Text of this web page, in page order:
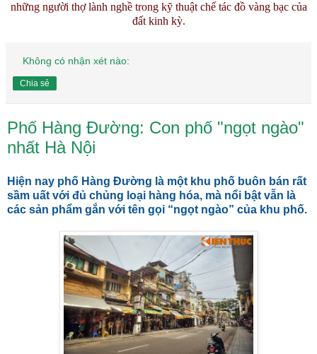
những người thợ lành nghề trong kỹ thuật chế tác đồ vàng bạc của
đất kinh kỳ.
Không có nhận xét nào:
Chia sẻ
Phố Hàng Đường: Con phố "ngọt ngào"
nhất Hà Nội
Hiện nay phố Hàng Đường là một khu phố buôn bán rất
sầm uất với đủ chủng loại hàng hóa, mà nổi bật vẫn là
các sản phẩm gắn với tên gọi “ngọt ngào” của khu phố.